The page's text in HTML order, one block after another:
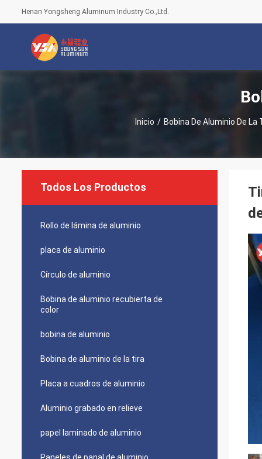
Henan Yongsheng Aluminum Industry Co.,Ltd.
Inicio / Bobina De Aluminio De La
Todos Los Productos
Rollo de lámina de aluminio
placa de aluminio
Círculo de aluminio
Bobina de aluminio recubierta de
color
bobina de aluminio
Bobina de aluminio de la tira
Placa a cuadros de aluminio
Aluminio grabado en relieve
papel laminado de aluminio